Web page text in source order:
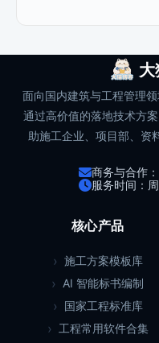
面向国内建筑与工程管理
通过高价值的落地技术方
助施工企业、项目部、资
商务与合作
服务时间：
核心产品
施工方案模板库
AI 智能标书编制
国家工程标准库
工程常用软件合集